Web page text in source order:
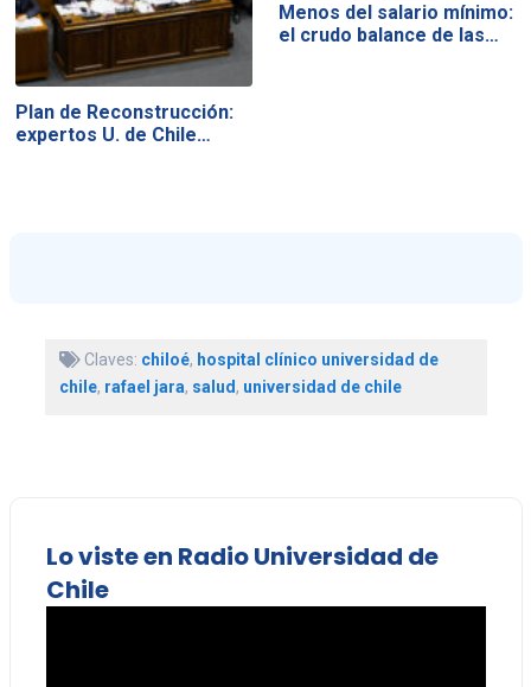
Plan de Reconstrucción:
expertos U. de Chile…
Menos del salario mínimo:
el crudo balance de las…
Claves: chiloé, hospital clínico universidad de
chile, rafael jara, salud, universidad de chile
Lo viste en Radio Universidad de
Chile